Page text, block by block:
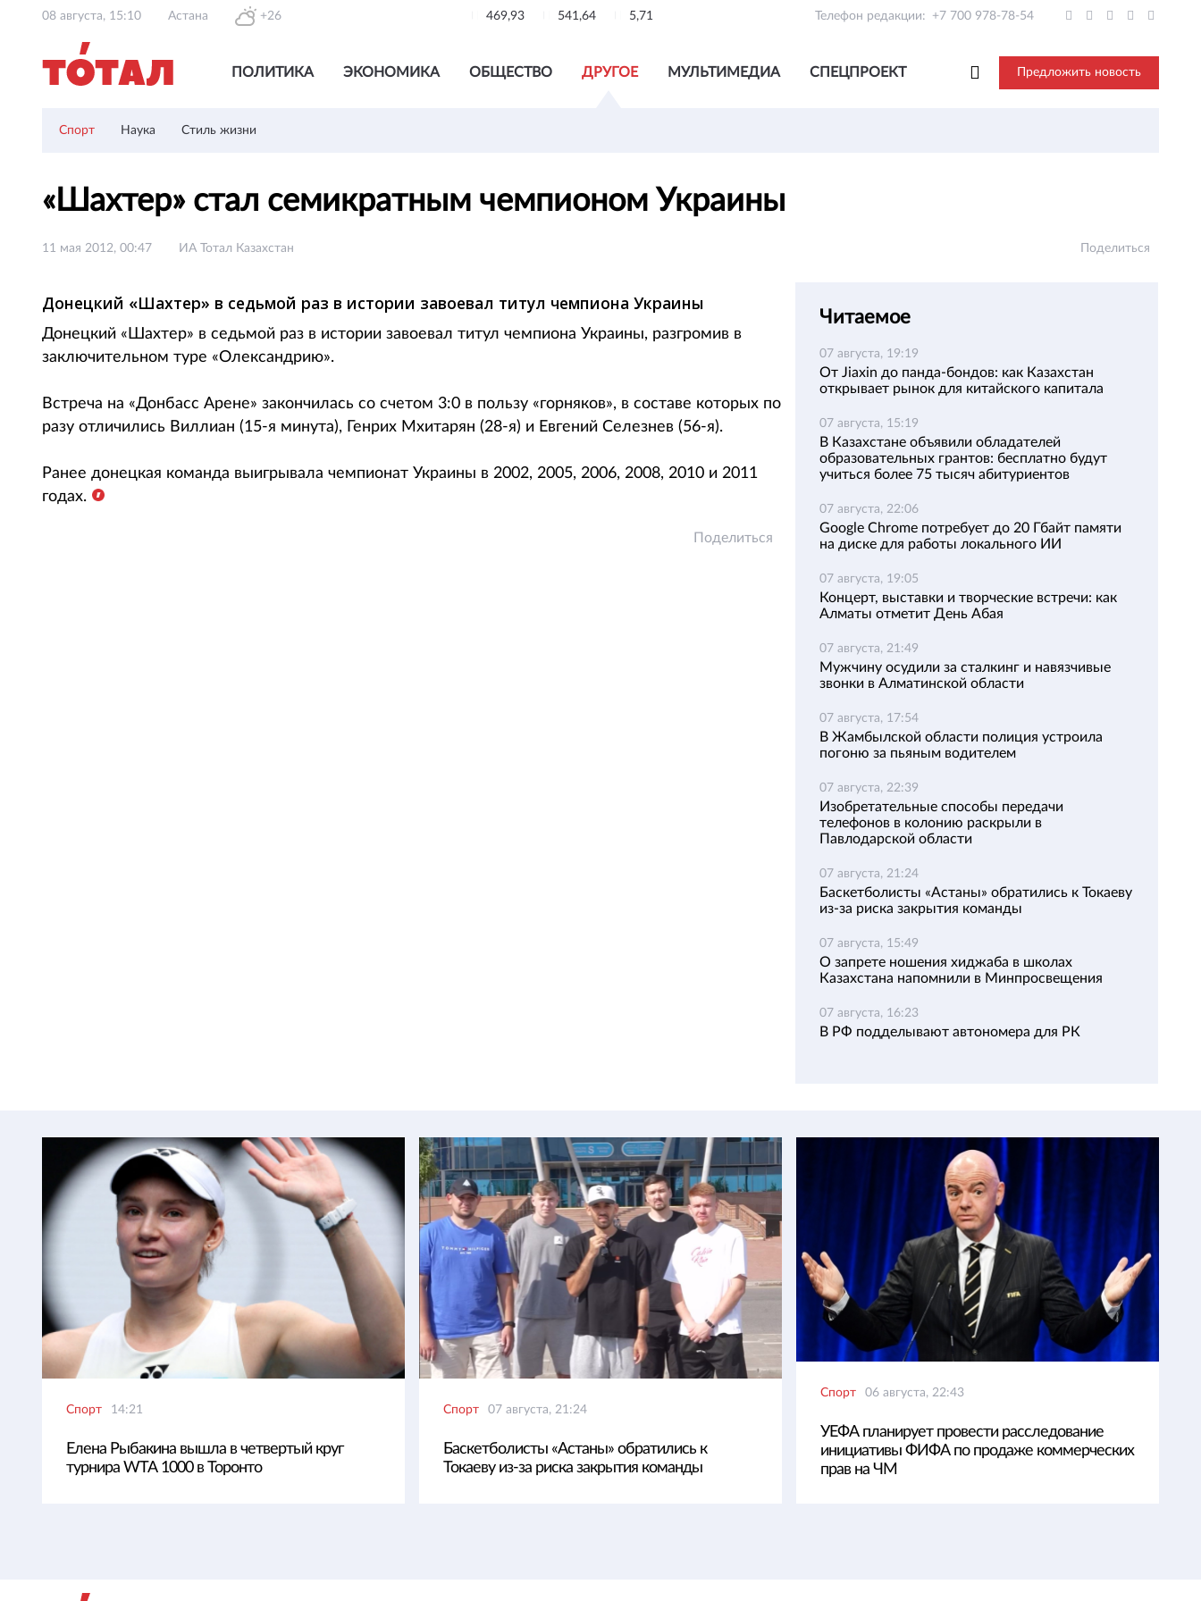
08 августа, 15:10 Астана +26 469,93 541,64 5,71 Телефон редакции: +7 700 978-78-54
ПОЛИТИКА ЭКОНОМИКА ОБЩЕСТВО ДРУГОЕ МУЛЬТИМЕДИА СПЕЦПРОЕКТ Предложить новость
Спорт Наука Стиль жизни
«Шахтер» стал семикратным чемпионом Украины
11 мая 2012, 00:47 ИА Тотал Казахстан Поделиться
Донецкий «Шахтер» в седьмой раз в истории завоевал титул чемпиона Украины
Донецкий «Шахтер» в седьмой раз в истории завоевал титул чемпиона Украины, разгромив в
заключительном туре «Олександрию».
Встреча на «Донбасс Арене» закончилась со счетом 3:0 в пользу «горняков», в составе которых по
разу отличились Виллиан (15-я минута), Генрих Мхитарян (28-я) и Евгений Селезнев (56-я).
Ранее донецкая команда выигрывала чемпионат Украины в 2002, 2005, 2006, 2008, 2010 и 2011
годах.
Поделиться
Читаемое
07 августа, 19:19
От Jiaxin до панда-бондов: как Казахстан
открывает рынок для китайского капитала
07 августа, 15:19
В Казахстане объявили обладателей
образовательных грантов: бесплатно будут
учиться более 75 тысяч абитуриентов
07 августа, 22:06
Google Chrome потребует до 20 Гбайт памяти
на диске для работы локального ИИ
07 августа, 19:05
Концерт, выставки и творческие встречи: как
Алматы отметит День Абая
07 августа, 21:49
Мужчину осудили за сталкинг и навязчивые
звонки в Алматинской области
07 августа, 17:54
В Жамбылской области полиция устроила
погоню за пьяным водителем
07 августа, 22:39
Изобретательные способы передачи
телефонов в колонию раскрыли в
Павлодарской области
07 августа, 21:24
Баскетболисты «Астаны» обратились к Токаеву
из-за риска закрытия команды
07 августа, 15:49
О запрете ношения хиджаба в школах
Казахстана напомнили в Минпросвещения
07 августа, 16:23
В РФ подделывают автономера для РК
Спорт 14:21
Елена Рыбакина вышла в четвертый круг
турнира WTA 1000 в Торонто
Спорт 07 августа, 21:24
Баскетболисты «Астаны» обратились к
Токаеву из-за риска закрытия команды
Спорт 06 августа, 22:43
УЕФА планирует провести расследование
инициативы ФИФА по продаже коммерческих
прав на ЧМ